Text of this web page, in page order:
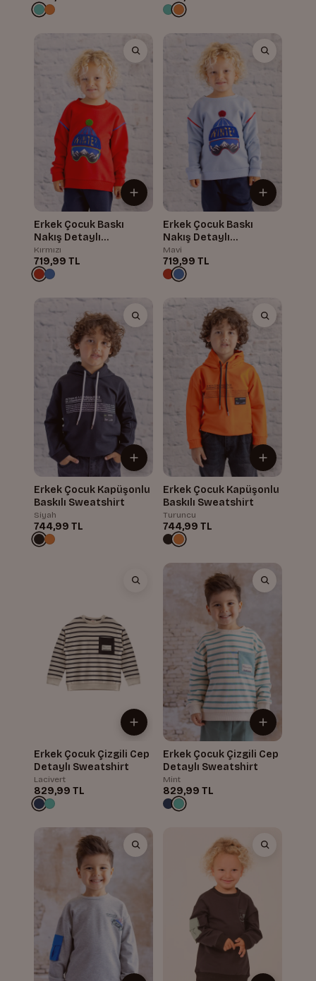
Erkek Çocuk Baskı
Nakış Detaylı
Sweatshirt
Kırmızı
719,99 TL
Erkek Çocuk Baskı
Nakış Detaylı
Sweatshirt
Mavi
719,99 TL
Erkek Çocuk Kapüşonlu
Baskılı Sweatshirt
Siyah
744,99 TL
Erkek Çocuk Kapüşonlu
Baskılı Sweatshirt
Turuncu
744,99 TL
Erkek Çocuk Çizgili Cep
Detaylı Sweatshirt
Lacivert
829,99 TL
Erkek Çocuk Çizgili Cep
Detaylı Sweatshirt
Mint
829,99 TL